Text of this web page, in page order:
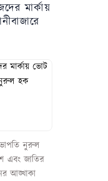
মার্কায়
নুরুল
এবং জাতির
আঙ্খাকা